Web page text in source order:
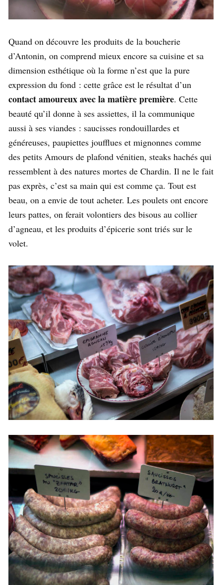
Quand on découvre les produits de la boucherie
d’Antonin, on comprend mieux encore sa cuisine et sa
dimension esthétique où la forme n’est que la pure
expression du fond : cette grâce est le résultat d’un
contact amoureux avec la matière première. Cette
beauté qu’il donne à ses assiettes, il la communique
aussi à ses viandes : saucisses rondouillardes et
généreuses, paupiettes joufflues et mignonnes comme
des petits Amours de plafond vénitien, steaks hachés qui
ressemblent à des natures mortes de Chardin. Il ne le fait
pas exprès, c’est sa main qui est comme ça. Tout est
beau, on a envie de tout acheter. Les poulets ont encore
leurs pattes, on ferait volontiers des bisous au collier
d’agneau, et les produits d’épicerie sont triés sur le
volet.